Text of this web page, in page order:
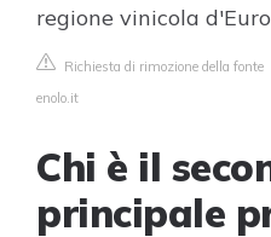
regione vinicola
Richiesta di rimozione della fonte
enolo.it
Chi è il
principale